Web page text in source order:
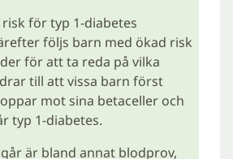
för typ 1-diabetes
följs barn med ökad risk
för att ta reda på vilka
till att vissa barn först
mot sina betaceller och
typ 1-diabetes.
är bland annat blodprov,